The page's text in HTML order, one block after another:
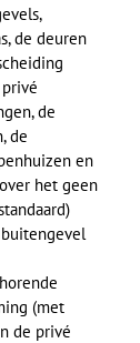
de deuren
de
de
en
het geen
(met
de privé